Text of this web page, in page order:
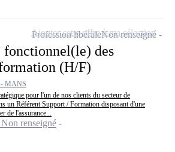
fonctionnel(le) des
(H/F)
MANS
pour l'un de nos clients du secteur de
un Référent Support / Formation disposant d'une
de l'assurance...
renseigné
Profession libéraleNon renseigné
Ajouter cette offre à ma sélection